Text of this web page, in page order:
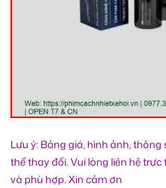
Lưu ý: Bảng giá, hình ảnh,
thể thay đổi. Vui lòng liên hệ
và phù hợp. Xin cảm ơn